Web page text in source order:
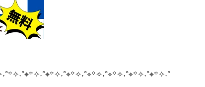
꙳✧˖°⌖꙳✧˖°⌖꙳✧˖°⌖꙳✧˖°⌖꙳✧˖°⌖꙳✧˖°⌖꙳✧˖°⌖꙳✧˖°